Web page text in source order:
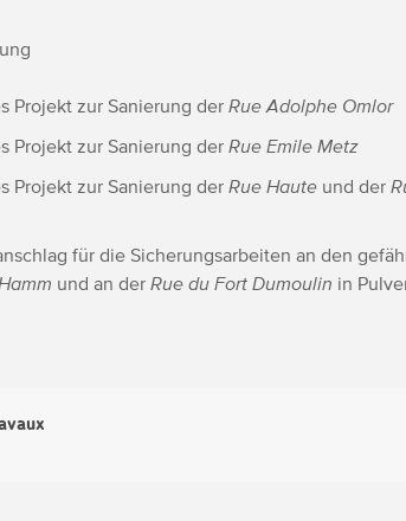
Projekt zur Sanierung derRue Adolphe Omlor
Projekt zur Sanierung derRue Emile Metz
Projekt zur Sanierung derRue Haute und der
für die Sicherungsarbeiten an den
und an derRue du Fort Dumoulin in